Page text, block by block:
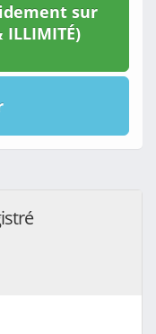
sur
ILLIMITÉ)